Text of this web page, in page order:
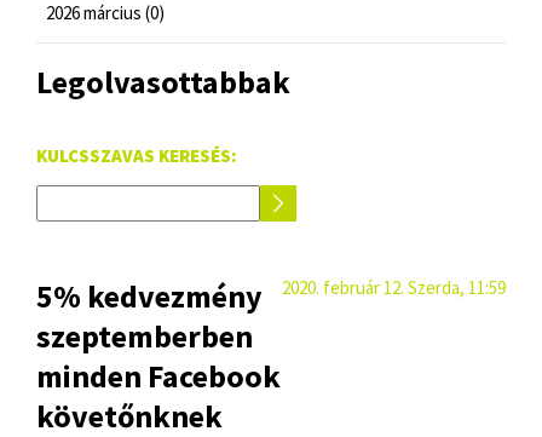
2026 március (0)
Legolvasottabbak
KULCSSZAVAS KERESÉS:
5% kedvezmény
szeptemberben
minden Facebook
követőnknek
2020. február 12. Szerda, 11:59